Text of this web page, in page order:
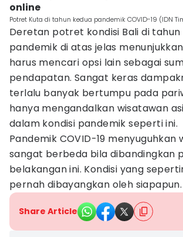
online
Potret Kuta di tahun kedua pandemik COVID-19 (IDN
Deretan potret kondisi Bali di tahun
pandemik di atas jelas
harus mencari opsi lain sebagai
pendapatan. Sangat keras
terlalu banyak bertumpu pada
hanya mengandalkan wisatawan
dalam kondisi pandemik seperti ini.
Pandemik COVID-19 menyuguhkan
sangat berbeda bila dibandingkan
belakangan ini. Kondisi yang
pernah dibayangkan oleh siapapun.
Share Article